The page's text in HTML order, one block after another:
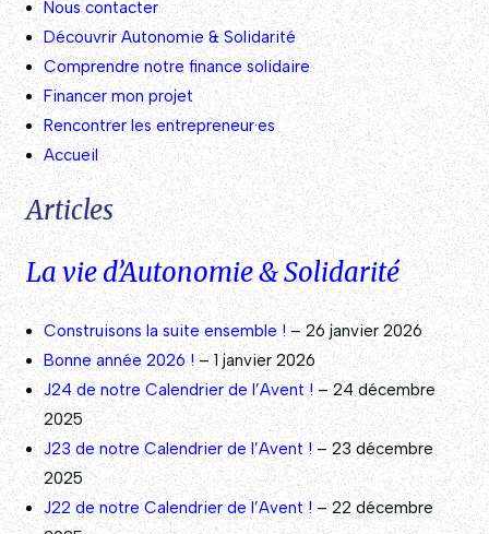
Nous contacter
Découvrir Autonomie & Solidarité
Comprendre notre finance solidaire
Financer mon projet
Rencontrer les entrepreneur·es
Accueil
Articles
La vie d’Autonomie & Solidarité
Construisons la suite ensemble ! – 26 janvier 2026
Bonne année 2026 !– 1 janvier 2026
J24 de notre Calendrier de l’Avent !– 24 décembre
2025
J23 de notre Calendrier de l’Avent !– 23 décembre
2025
J22 de notre Calendrier de l’Avent !– 22 décembre